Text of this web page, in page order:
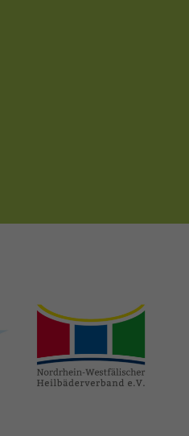
heilbaeder.de